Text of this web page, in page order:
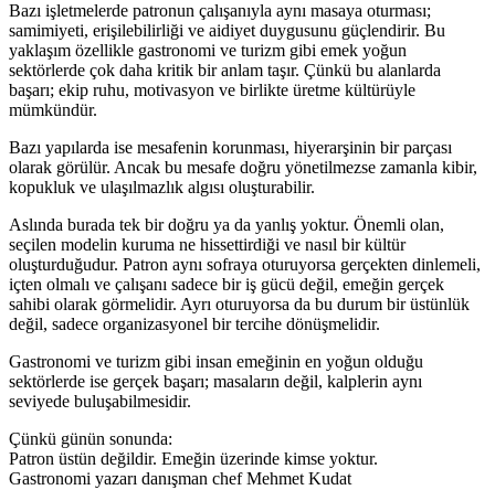
Bazı işletmelerde patronun çalışanıyla aynı masaya oturması;
samimiyeti, erişilebilirliği ve aidiyet duygusunu güçlendirir. Bu
yaklaşım özellikle gastronomi ve turizm gibi emek yoğun
sektörlerde çok daha kritik bir anlam taşır. Çünkü bu alanlarda
başarı; ekip ruhu, motivasyon ve birlikte üretme kültürüyle
mümkündür.
Bazı yapılarda ise mesafenin korunması, hiyerarşinin bir parçası
olarak görülür. Ancak bu mesafe doğru yönetilmezse zamanla kibir,
kopukluk ve ulaşılmazlık algısı oluşturabilir.
Aslında burada tek bir doğru ya da yanlış yoktur. Önemli olan,
seçilen modelin kuruma ne hissettirdiği ve nasıl bir kültür
oluşturduğudur. Patron aynı sofraya oturuyorsa gerçekten dinlemeli,
içten olmalı ve çalışanı sadece bir iş gücü değil, emeğin gerçek
sahibi olarak görmelidir. Ayrı oturuyorsa da bu durum bir üstünlük
değil, sadece organizasyonel bir tercihe dönüşmelidir.
Gastronomi ve turizm gibi insan emeğinin en yoğun olduğu
sektörlerde ise gerçek başarı; masaların değil, kalplerin aynı
seviyede buluşabilmesidir.
Çünkü günün sonunda:
Patron üstün değildir. Emeğin üzerinde kimse yoktur.
Gastronomi yazarı danışman chef Mehmet Kudat